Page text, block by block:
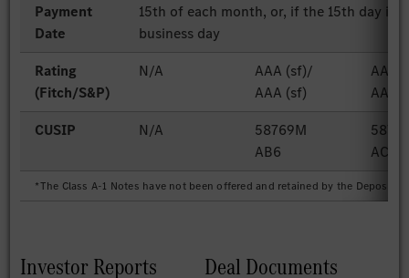
Payment
Date
15th of each month, or, if the 15th day is
business day
Rating
(Fitch/S&P)
N/A
AAA (sf)/
AAA (sf)
AAA
AAA
CUSIP
N/A
58769M
AB6
AC4
*The Class A-1 Notes have not been offered and retained by the Depositor
Investor Reports Deal Documents